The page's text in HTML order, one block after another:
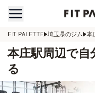
FIT PALETTE 埼玉県のジム 本
本庄駅周辺で
る